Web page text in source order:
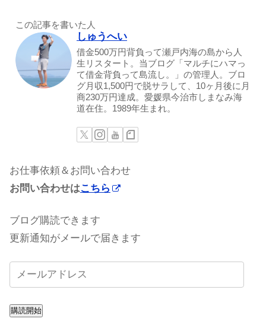
この記事を書いた人
しゅうへい
借金500万円背負って瀬戸内海の島から人
生リスタート。当ブログ「マルチにハマっ
て借金背負って島流し。」の管理人。ブロ
グ月収1,500円で脱サラして、10ヶ月後に月
商230万円達成。愛媛県今治市しまなみ海
道在住。1989年生まれ。
お仕事依頼＆お問い合わせ
お問い合わせはこちら
ブログ購読できます
更新通知がメールで届きます
購読開始